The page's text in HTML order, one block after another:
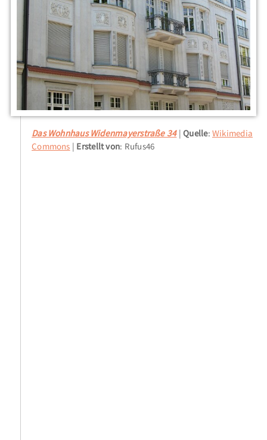
Das Wohnhaus Widenmayerstraße 34 Quelle: Wikimedia
Commons
Erstellt von: Rufus46